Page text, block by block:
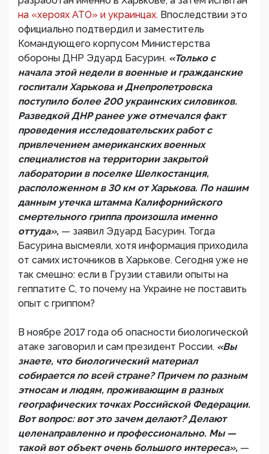
на «хероях АТО» и украинцах. Впоследствии это
официально подтвердил и заместитель
Командующего корпусом Министерства
обороны ДНР Эдуард Басурин. «Только с
начала этой недели в военные и гражданские
госпитали Харькова и Днепропетровска
поступило более 200 украинских силовиков.
Разведкой ДНР ранее уже отмечался факт
проведения исследовательских работ с
привлечением американских военных
специалистов на территории закрытой
лаборатории в поселке Шелкостанция,
расположенном в 30 км от Харькова. По нашим
данным утечка штамма Калифорнийского
смертельного гриппа произошла именно
оттуда», — заявил Эдуард Басурин. Тогда
Басурина высмеяли, хотя информация приходила
от самих источников в Харькове. Сегодня уже не
так смешно: если в Грузии ставили опыты на
геппатите С, то почему на Украине не поставить
опыт с гриппом?
В ноябре 2017 года об опасности биологической
атаке заговорил и сам президент России. «Вы
знаете, что биологический материал
собирается по всей стране? Причем по разным
этносам и людям, проживающим в разных
географических точках Российской Федерации.
Вот вопрос: вот это зачем делают? Делают
целенаправленно и профессионально. Мы —
такой вот объект очень большого интереса», —